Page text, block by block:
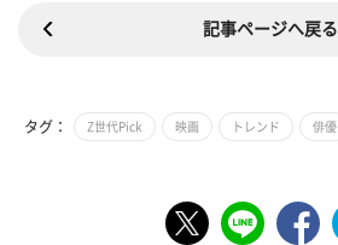
記事ページへ戻る
タグ： Z世代Pick 映画 トレンド 俳優